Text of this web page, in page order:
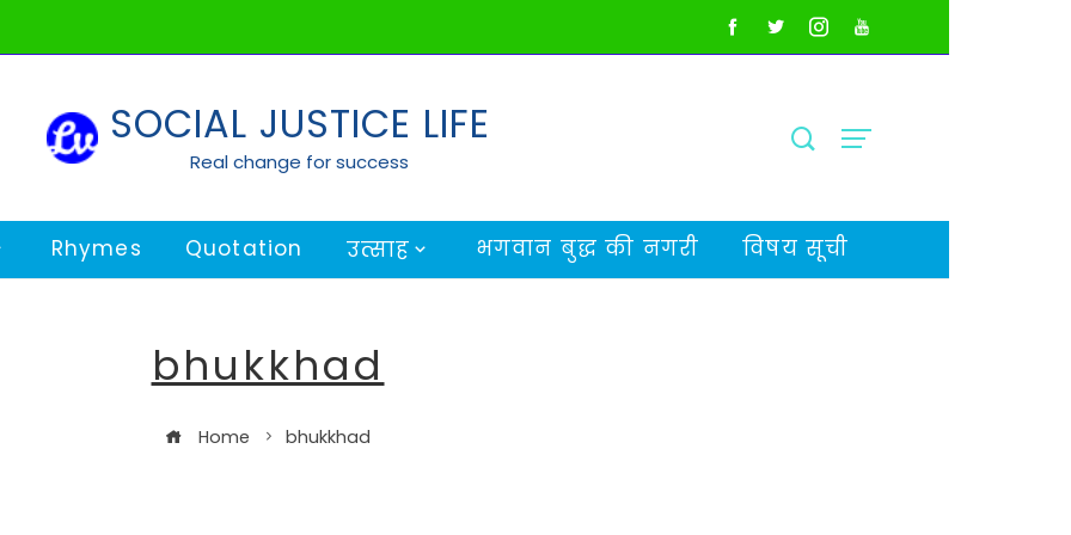
SOCIAL JUSTICE LIFE
Real change for success
Rhymes Quotation उत्साह भगवान बुद्ध की नगरी विषय सूची
bhukkhad
Home bhukkhad